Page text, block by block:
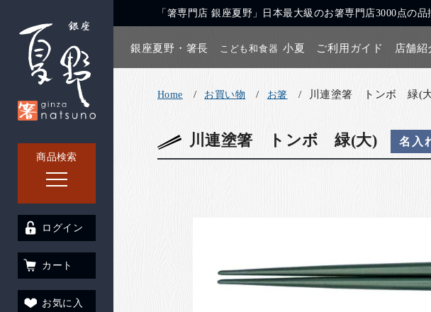
商品検索
「箸専門店 銀座夏野」日本最大級のお箸専門店3000点の品
銀座夏野・箸長 こども和食器 小夏 ご利用ガイド 店舗紹
ログイン
カート
お気に入
Home お買い物 お箸 川連塗箸 トンボ 緑(
川連塗箸 トンボ 緑(大) 名入